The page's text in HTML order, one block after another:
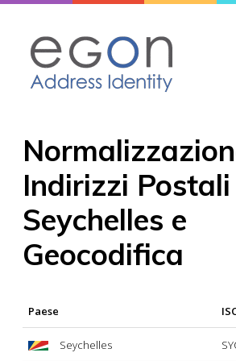
content
Indirizzi Postali
Seychelles e
Geocodifica
Paese
Seychelles